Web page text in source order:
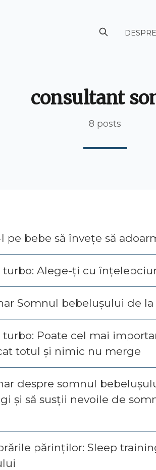
consultant
8 posts
pe bebe să învețe să
turbo: Alege-ți cu
Somnul bebelușului de
turbo: Poate cel mai
totul și nimic nu merge
despre somnul
și să susții nevoile de
părinților: Sleep